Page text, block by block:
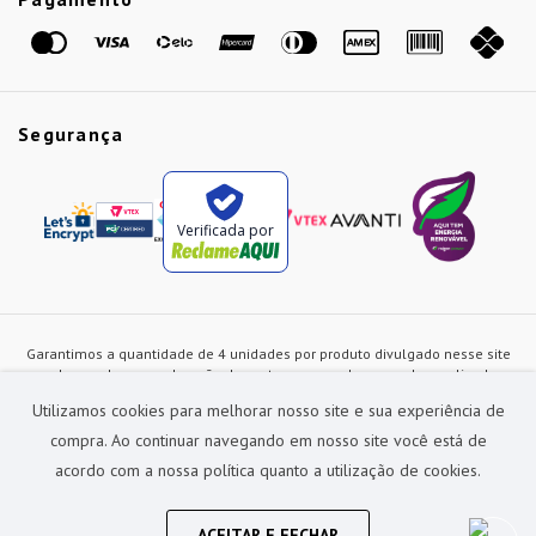
Utilizamos cookies para melhorar nosso site e sua experiência de
compra. Ao continuar navegando em nosso site você está de
acordo com a nossa política quanto a utilização de cookies.
Segurança
Verificada por
Garantimos a quantidade de 4 unidades por produto divulgado nesse site
ou de acordo com a duração dos estoques, sendo as vendas realizadas
alterados a qualquer instante sem prévia comunicação e são exclusivos
para a loja virtual, não restando nenhuma obrigação de prática similar nas
lojas físicas da rede Preçolandia. Todas as imagens dos produtos são
meramente ilustrativas.
Preçolandia Comercial Ltda CNPJ: 62.270.186/0011-28
sac@precolandia.com.br - (11) 5445-1010